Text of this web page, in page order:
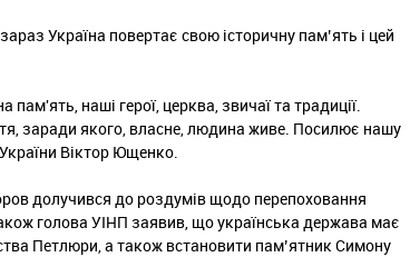
Україна повертає свою історичну пам’ять і цей
наші герої, церква, звичаї та традиції.
заради якого, власне, людина живе. Посилює нашу
Віктор Ющенко.
долучився до роздумів щодо перепоховання
голова УІНП заявив, що українська держава має
Петлюри, а також встановити пам’ятник Симону